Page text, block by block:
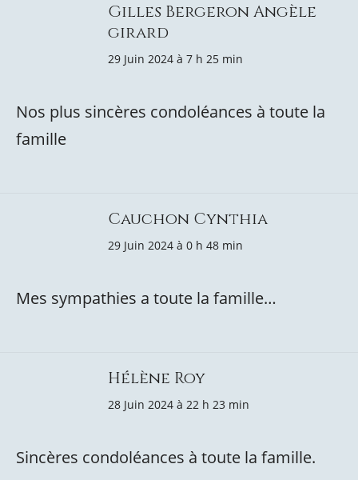
Gilles Bergeron Angèle
girard
29 Juin 2024 à 7 h 25 min
Nos plus sincères condoléances à toute la
famille
Cauchon Cynthia
29 Juin 2024 à 0 h 48 min
Mes sympathies a toute la famille…
Hélène Roy
28 Juin 2024 à 22 h 23 min
Sincères condoléances à toute la famille.